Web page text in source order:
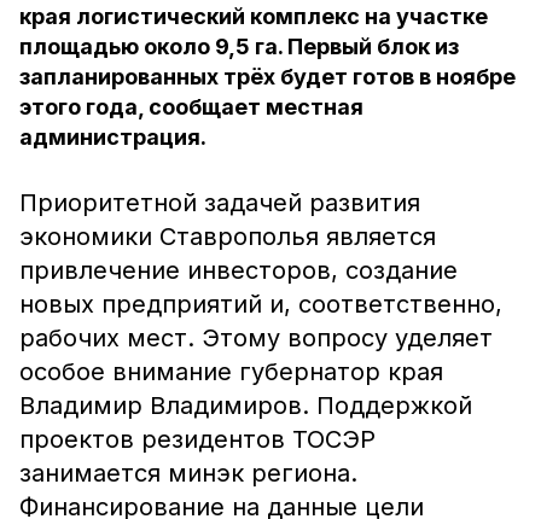
края логистический комплекс на участке
площадью около 9,5 га. Первый блок из
запланированных трёх будет готов в ноябре
этого года, сообщает местная
администрация.
Приоритетной задачей развития
экономики Ставрополья является
привлечение инвесторов, создание
новых предприятий и, соответственно,
рабочих мест. Этому вопросу уделяет
особое внимание губернатор края
Владимир Владимиров. Поддержкой
проектов резидентов ТОСЭР
занимается минэк региона.
Финансирование на данные цели